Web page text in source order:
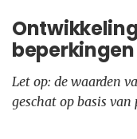
beperkingen
Let op: de waarden
geschat op basis